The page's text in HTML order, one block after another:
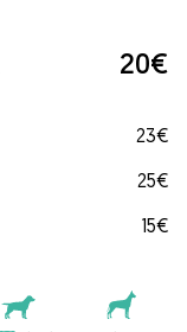
20€
23€
25€
15€